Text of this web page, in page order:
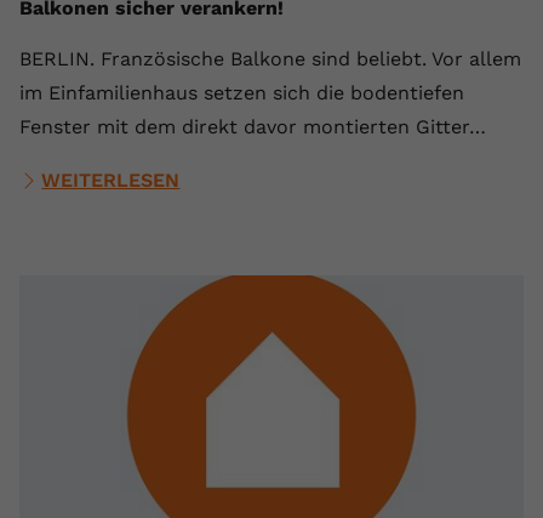
Balkonen sicher verankern!
BERLIN. Französische Balkone sind beliebt. Vor allem
im Einfamilienhaus setzen sich die bodentiefen
Fenster mit dem direkt davor montierten Gitter…
WEITERLESEN